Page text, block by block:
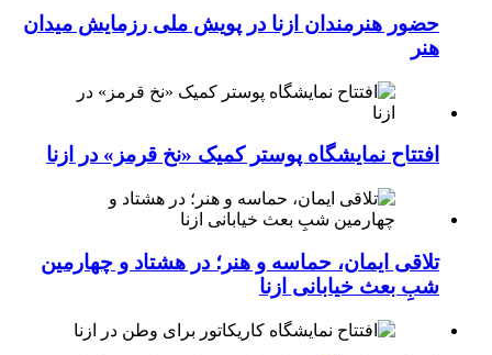
حضور هنرمندان ازنا در پویش ملی رزمایش میدان
هنر
افتتاح نمایشگاه پوستر کمیک «نخ قرمز» در ازنا
تلاقی ایمان، حماسه و هنر؛ در هشتاد و چهارمین
شبِ بعث خیابانی ازنا